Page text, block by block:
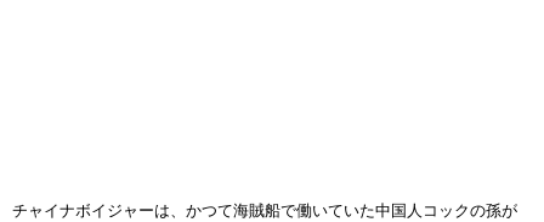
チャイナボイジャーは、かつて海賊船で働いていた中国人コックの孫が